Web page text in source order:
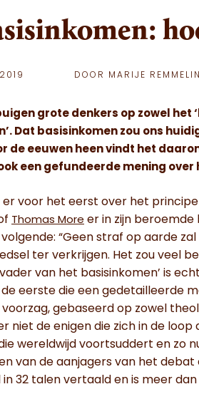
DOOR MARIJE
grote denkers op zowel het
Dat basisinkomen zou ons
de eeuwen heen vindt het
een gefundeerde mening
er voor het eerst over het
Thomas More er in zijn beroemde
volgende: “Geen straf op aarde
ter verkrijgen. Het zou veel
van het basisinkomen’ is
de eerste die een gedetailleerde
gebaseerd op zowel
niet de enigen die zich in de
wereldwijd voortsuddert en zo
van de aanjagers van het debat
in 32 talen vertaald en is meer